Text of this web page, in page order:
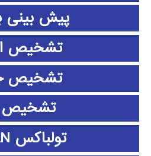
پیش بینی
تشخیص
تشخیص
تشخیص
تولباکس WLAN